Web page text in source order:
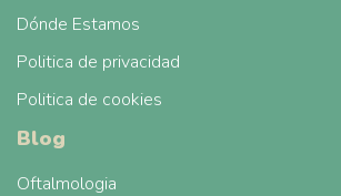
Dónde Estamos
Politica de privacidad
Politica de cookies
Blog
Oftalmologia